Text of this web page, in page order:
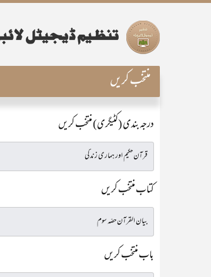
منتخب کریں
درجہ بندی (کٹیگری) منتخب کریں
کتاب منتخب کریں
باب منتخب کریں